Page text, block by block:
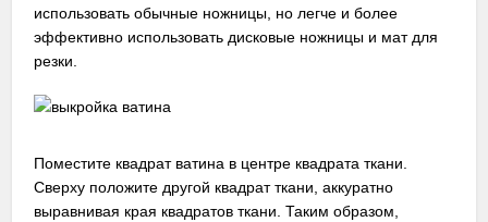
использовать обычные ножницы, но легче и более
эффективно использовать дисковые ножницы и мат для
резки.
Поместите квадрат ватина в центре квадрата ткани.
Сверху положите другой квадрат ткани, аккуратно
выравнивая края квадратов ткани. Таким образом,